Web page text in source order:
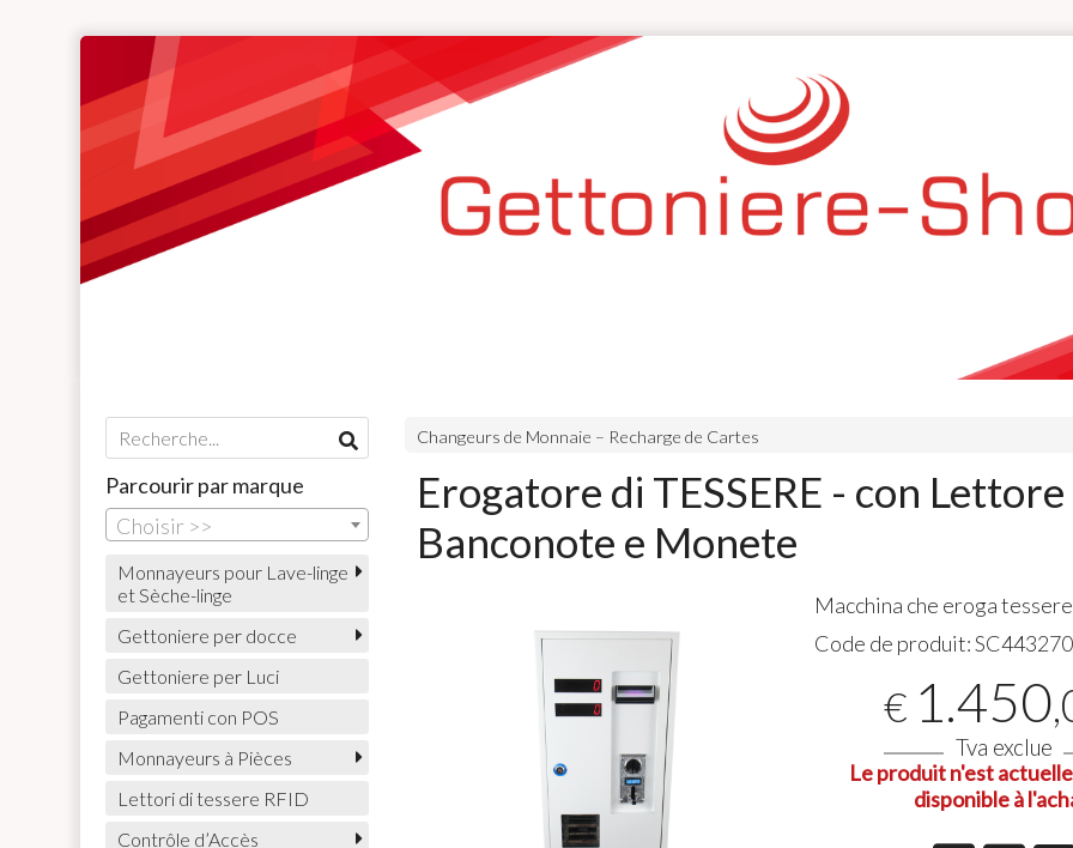
Changeurs de Monnaie – Recharge de Cartes
Erogatore di TESSERE - con Lettore
Banconote e Monete
Macchina che eroga tessere
Code de produit:SC443270
€ 1.450
Tva exclue
Le produit n'est
disponible à
Parcourir par marque
Choisir >>
Monnayeurs pour Lave-linge
et Sèche-linge
Gettoniere per docce
Gettoniere per Luci
Pagamenti con POS
Monnayeurs à Pièces
Lettori di tessere RFID
Contrôle d’Accès
06-08-